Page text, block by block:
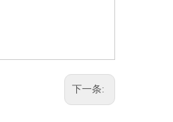
下一条: